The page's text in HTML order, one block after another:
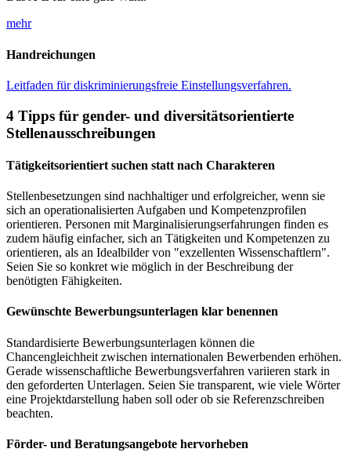
mehr
Handreichungen
Leitfaden für diskriminierungsfreie Einstellungsverfahren.
4 Tipps für gender- und diversitätsorientierte
Stellenausschreibungen
Tätigkeitsorientiert suchen statt nach Charakteren
Stellenbesetzungen sind nachhaltiger und erfolgreicher, wenn sie
sich an operationalisierten Aufgaben und Kompetenzprofilen
orientieren. Personen mit Marginalisierungserfahrungen finden es
zudem häufig einfacher, sich an Tätigkeiten und Kompetenzen zu
orientieren, als an Idealbilder von "exzellenten Wissenschaftlern".
Seien Sie so konkret wie möglich in der Beschreibung der
benötigten Fähigkeiten.
Gewünschte Bewerbungsunterlagen klar benennen
Standardisierte Bewerbungsunterlagen können die
Chancengleichheit zwischen internationalen Bewerbenden erhöhen.
Gerade wissenschaftliche Bewerbungsverfahren variieren stark in
den geforderten Unterlagen. Seien Sie transparent, wie viele Wörter
eine Projektdarstellung haben soll oder ob sie Referenzschreiben
beachten.
Förder- und Beratungsangebote hervorheben